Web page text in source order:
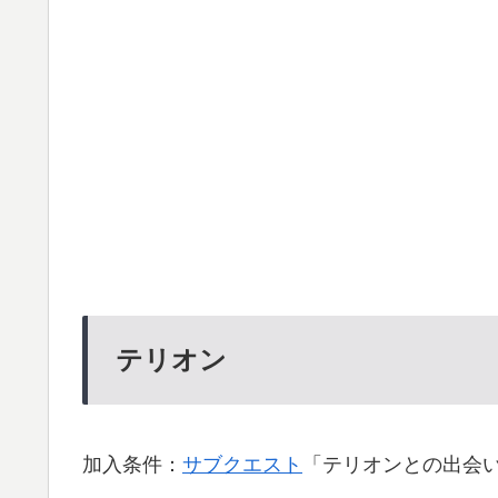
テリオン
加入条件： サブクエスト 「テリオンとの出会